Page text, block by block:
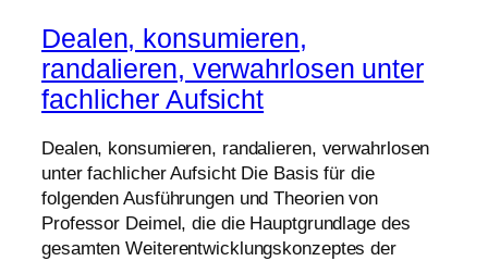
Dealen, konsumieren,
randalieren, verwahrlosen unter
fachlicher Aufsicht
Dealen, konsumieren, randalieren, verwahrlosen
unter fachlicher Aufsicht Die Basis für die
folgenden Ausführungen und Theorien von
Professor Deimel, die die Hauptgrundlage des
gesamten Weiterentwicklungskonzeptes der